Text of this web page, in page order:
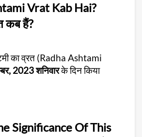
Vrat Kab Hai?
कब हैं?
का व्रत (Radha Ashtami
2023 शनिवारके दिन किया
Significance Of This